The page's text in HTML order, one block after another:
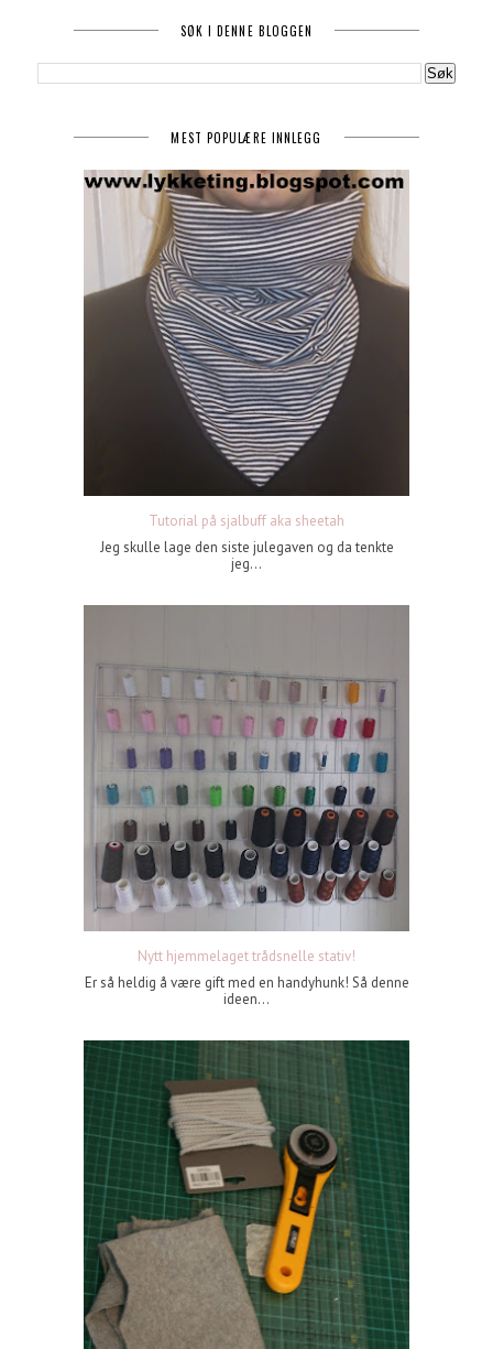
SØK I DENNE BLOGGEN
MEST POPULÆRE INNLEGG
Tutorial på sjalbuff aka sheetah
Jeg skulle lage den siste julegaven og da tenkte
jeg...
Nytt hjemmelaget trådsnelle stativ!
Er så heldig å være gift med en handyhunk! Så denne
ideen...